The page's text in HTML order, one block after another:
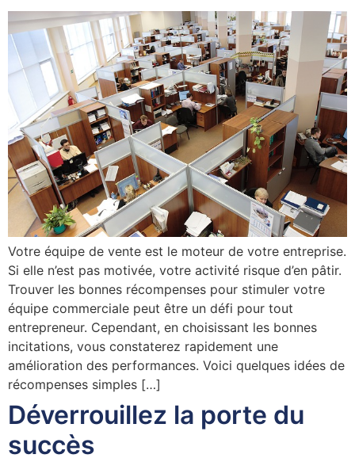
Votre équipe de vente est le moteur de votre entreprise.
Si elle n’est pas motivée, votre activité risque d’en pâtir.
Trouver les bonnes récompenses pour stimuler votre
équipe commerciale peut être un défi pour tout
entrepreneur. Cependant, en choisissant les bonnes
incitations, vous constaterez rapidement une
amélioration des performances. Voici quelques idées de
récompenses simples […]
Déverrouillez la porte du
succès